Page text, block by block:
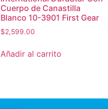
Cuerpo de Canastilla
Blanco 10-3901 First Gear
$2,599.00
Añadir al carrito